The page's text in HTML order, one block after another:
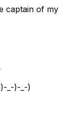
captain of my
_-)-_-)